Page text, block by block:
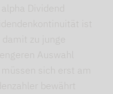
Dividend
ist
zu junge
Auswahl
sich erst am
bewährt